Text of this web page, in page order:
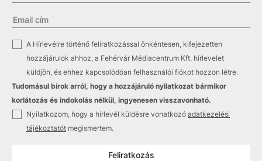
A Hírlevélre történő feliratkozással önkéntesen, kifejezetten
hozzájárulok ahhoz, a Fehérvár Médiacentrum Kft. hírlevelet
küldjön, és ehhez kapcsolódóan felhasználói fiókot hozzon létre.
Tudomásul bírok arról, hogy a hozzájáruló nyilatkozat bármikor
korlátozás és indokolás nélkül, ingyenesen visszavonható.
Nyilatkozom, hogy a hírlevél küldésre vonatkozó adatkezelési
tájékoztatót megismertem.
Feliratkozás